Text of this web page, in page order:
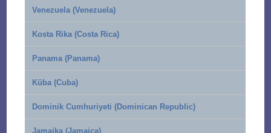
Venezuela (Venezuela)
Kosta Rika (Costa Rica)
Panama (Panama)
Küba (Cuba)
Dominik Cumhuriyeti (Dominican Republic)
Jamaika (Jamaica)